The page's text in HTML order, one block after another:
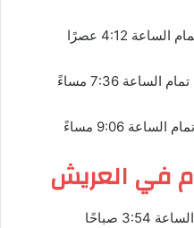
4:12 عصرًا
7:36 مساءً
9:06 مساءً
في العريش
صباحًا